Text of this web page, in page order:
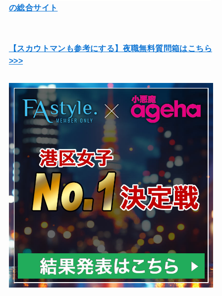
の総合サイト
【スカウトマンも参考にする】夜職無料質問箱はこちら
>>>